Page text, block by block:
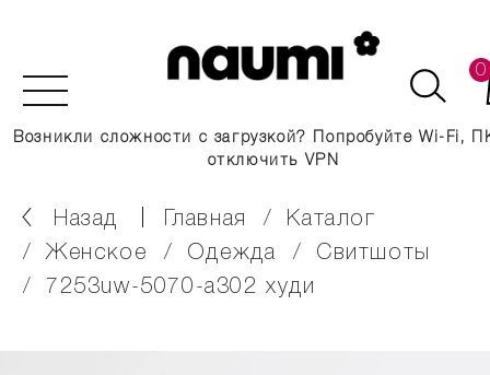
0
Возникли сложности с загрузкой? Попробуйте Wi-Fi,
отключить VPN
Назад главная
каталог
женское
одежда
свитшоты
7253uw-5070-a302 худи